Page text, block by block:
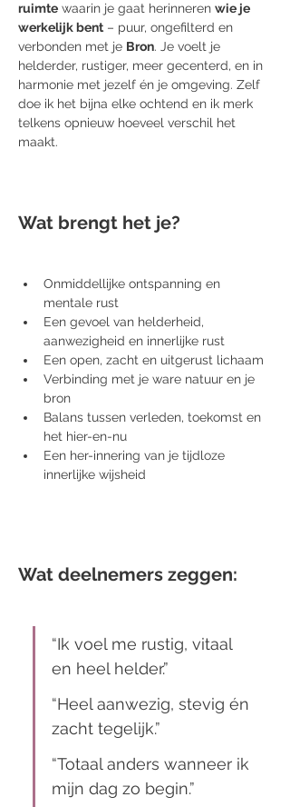
ruimte waarin je gaat herinneren wie je
werkelijk bent – puur, ongefilterd en
verbonden met je Bron. Je voelt je
helderder, rustiger, meer gecenterd, en in
harmonie met jezelf én je omgeving. Zelf
doe ik het bijna elke ochtend en ik merk
telkens opnieuw hoeveel verschil het
maakt.
Wat brengt het je?
Onmiddellijke ontspanning en
mentale rust
Een gevoel van helderheid,
aanwezigheid en innerlijke rust
Een open, zacht en uitgerust lichaam
Verbinding met je ware natuur en je
bron
Balans tussen verleden, toekomst en
het hier-en-nu
Een her-innering van je tijdloze
innerlijke wijsheid
Wat deelnemers zeggen:
“Ik voel me rustig, vitaal
en heel helder.”
“Heel aanwezig, stevig én
zacht tegelijk.”
“Totaal anders wanneer ik
mijn dag zo begin.”